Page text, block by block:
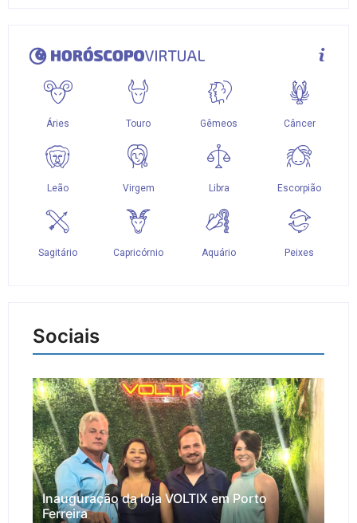
Sociais
Inauguração da loja VOLTIX em Porto
Ferreira